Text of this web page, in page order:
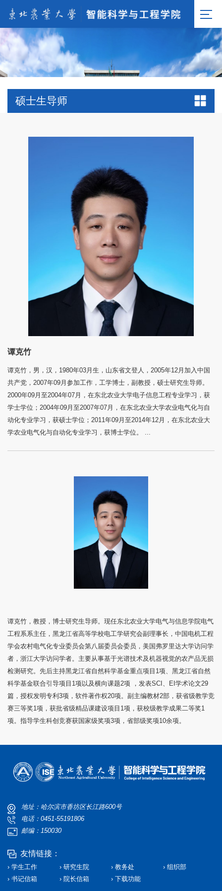
硕士生导师
谭克竹
谭克竹，男，汉，1980年03月生，山东省文登人，2005年12月加入中国
共产党，2007年09月参加工作，工学博士，副教授，硕士研究生导师。
2000年09月至2004年07月，在东北农业大学电子信息工程专业学习，获
学士学位；2004年09月至2007年07月，在东北农业大学农业电气化与自
动化专业学习，获硕士学位；2011年09月至2014年12月，在东北农业大
学农业电气化与自动化专业学习，获博士学位。 ...
谭克竹，教授，博士研究生导师。现任东北农业大学电气与信息学院电气
工程系系主任，黑龙江省高等学校电工学研究会副理事长，中国电机工程
学会农村电气化专业委员会第八届委员会委员，美国弗罗里达大学访问学
者，浙江大学访问学者。主要从事基于光谱技术及机器视觉的农产品无损
检测研究。先后主持黑龙江省自然科学基金重点项目1项、黑龙江省自然
科学基金联合引导项目1项以及横向课题2项 ，发表SCI、EI学术论文29
篇，授权发明专利3项，软件著作权20项。副主编教材2部，获省级教学竞
赛三等奖1项，获批省级精品课建设项目1项，获校级教学成果二等奖1
项。指导学生科创竞赛获国家级奖项3项，省部级奖项10余项。
地址：哈尔滨市香坊区长江路600号
电话：0451-55191806
邮编：150030
友情链接：
› 学生工作 › 研究生院 › 教务处
› 组织部
› 书记信箱
› 院长信箱 › 下载功能